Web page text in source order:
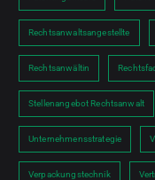
Rechtsanwaltsangestellte
Rechtsanwältin
Stellenangebot Rechtsanwalt
Unternehmensstrategie
Verpackungstechnik